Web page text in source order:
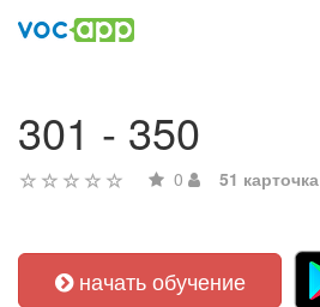
301 - 350
0 51 карточка
начать обучение